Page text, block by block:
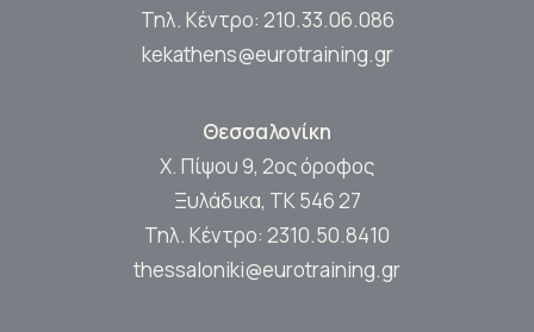
Τηλ. Κέντρο: 210.33.06.086
kekathens@eurotraining.gr
Θεσσαλονίκη
Χ. Πίψου 9, 2ος όροφος
Ξυλάδικα, ΤΚ 546 27
Τηλ. Κέντρο: 2310.50.8410
thessaloniki@eurotraining.gr